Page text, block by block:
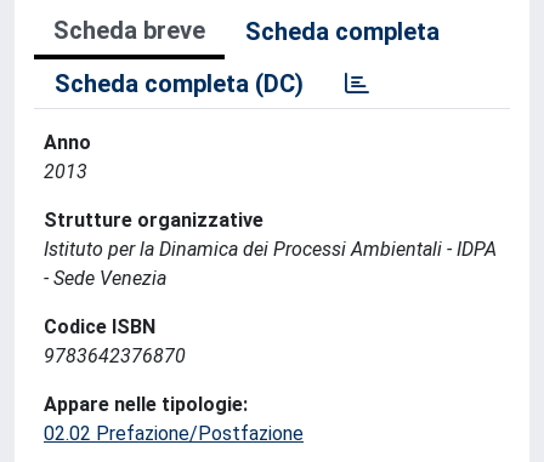
Scheda breve
Scheda completa
Scheda completa (DC)
Anno
2013
Strutture organizzative
Istituto per la Dinamica dei Processi Ambientali - IDPA
- Sede Venezia
Codice ISBN
9783642376870
Appare nelle tipologie:
02.02 Prefazione/Postfazione